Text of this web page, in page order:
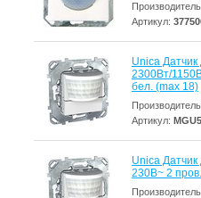
Артикул:
Unica
2300Вт/
бел. (max 18)
Артикул:
Unica
230В~ 2